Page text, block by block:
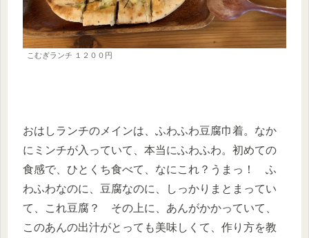
こむぎランチ １２００円
おはしランチのメインは、ふわふわ豆腐巾着。なか
にミンチが入っていて、本当にふわふわ。初めての
食感で、ひとくち食べて、なにこれ？うまっ！ ふ
わふわなのに、豆腐なのに、しっかりまとまってい
て、これ豆腐？ その上に、あんがかかっていて、
このあんの出汁がとっても美味しくて、作り方を教